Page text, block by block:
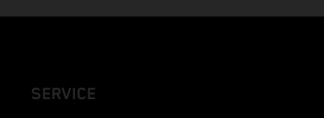
SERVICE